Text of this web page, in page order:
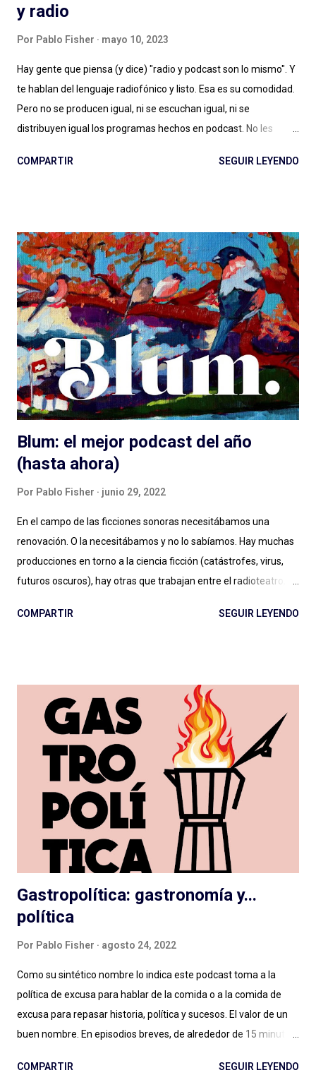
y radio
Por Pablo Fisher mayo 10, 2023
Hay gente que piensa (y dice) "radio y podcast son lo mismo". Y
te hablan del lenguaje radiofónico y listo. Esa es su comodidad.
Pero no se producen igual, ni se escuchan igual, ni se
distribuyen igual los programas hechos en podcast. No les
(podcast), con escuchar el páramo creativo (radio) vs. la
Porque los debates no pueden ser eternos. Y entonces
hablamos de lenguaje sonoro, hablamos de audio digital a
demanda del siglo XXI, hablamos de géneros, formatos, estilos.
Compartimos programas hechos para audiencias regionales,
globales, en nuestro idioma. Pero hay que aportar , siento en
este momento, un granito más al debate: el de las diferencias
narrativas entre una cosa y la otra. Más allá de las instancias de
producción, distribución y es...
COMPARTIR SEGUIR LEYENDO
Blum: el mejor podcast del año
(hasta ahora)
Por Pablo Fisher junio 29, 2022
En el campo de las ficciones sonoras necesitábamos una
renovación. O la necesitábamos y no lo sabíamos. Hay muchas
producciones en torno a la ciencia ficción (catástrofes, virus,
futuros oscuros), hay otras que trabajan entre el radioteatro, el
una por una, se puede decir sencillamente que hay dos grandes
dirección de actuaciones e interpretaciones a la altura de
tamaña producción; y las que, con presupuesto o no, deben
cortar lazos aún con el vetusto radioteatro, nos entregan
actuaciones exageradas, guiones flojos y se escuchan desde el
vamos sin dirección clara: como resultado cuesta escucharlas y
pensamos que la ficción no es para nosotrxs ... Algún día
deberemos sentarnos a hablar seriamente del rol de dirección
en el podcast , que vale para cualquier g...
COMPARTIR SEGUIR LEYENDO
Gastropolítica: gastronomía y...
política
Por Pablo Fisher agosto 24, 2022
Como su sintético nombre lo indica este podcast toma a la
política de excusa para hablar de la comida o a la comida de
excusa para repasar historia, política y sucesos. El valor de un
buen nombre. En episodios breves, de alrededor de 15 minutos,
Historia, con música amena y audios de archivo al paso para
COMPARTIR SEGUIR LEYENDO